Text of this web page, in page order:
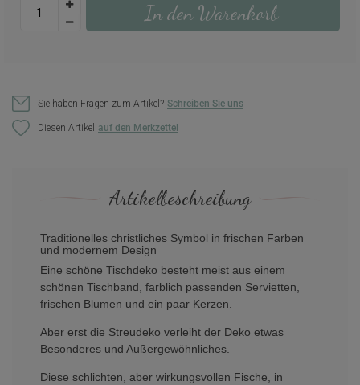
In den Warenkorb
Sie haben Fragen zum Artikel? Schreiben Sie uns
Diesen Artikel
Artikelbeschreibung
Traditionelles christliches Symbol in frischen Farben
und modernem Design
Eine schöne Tischdeko besteht meist aus einem
schönen Tischband, farblich passenden Servietten,
frischen Blumen und ein paar Kerzen.
Aber erst die Streudeko verleiht der Deko etwas
Besonderes und Außergewöhnliches.
Diese schlichten, aber wirkungsvollen Fische, in